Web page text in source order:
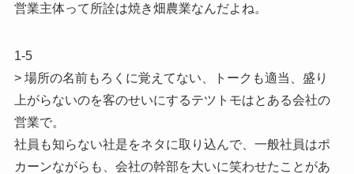
営業主体って所詮は焼き畑農業なんだよね。
1-5
> 場所の名前もろくに覚えてない、トークも適当、盛り
上がらないのを客のせいにするテツトモはとある会社の
営業で。
社員も知らない社是をネタに取り込んで、一般社員はポ
カーンながらも、会社の幹部を大いに笑わせたことがあ